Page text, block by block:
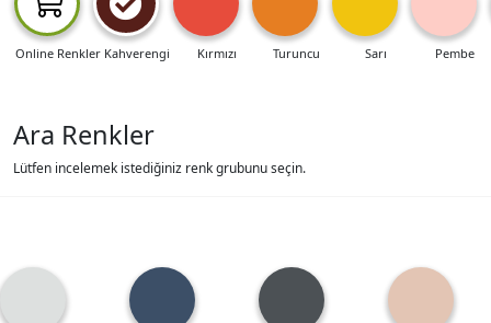
Online Renkler Kahverengi Kırmızı Turuncu Sarı Pembe
Ara Renkler
Lütfen incelemek istediğiniz renk grubunu seçin.